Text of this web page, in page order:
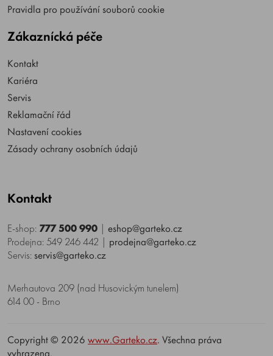
Pravidla pro používání souborů cookie
Zákaznícká péče
Kontakt
Kariéra
Servis
Reklamační řád
Nastavení cookies
Zásady ochrany osobních údajů
Kontakt
E-shop: 777 500 990 | eshop@garteko.cz
Prodejna: 549 246 442 | prodejna@garteko.cz
Servis: servis@garteko.cz
Merhautova 209 (nad Husovickým tunelem)
614 00 - Brno
Copyright © 2026 www.Garteko.cz. Všechna práva
vyhrazena.